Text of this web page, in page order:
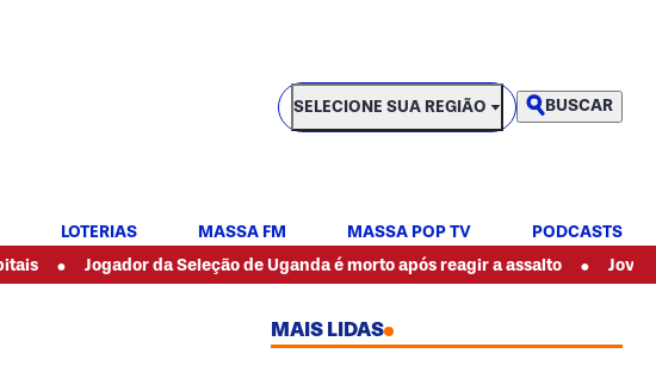
SELECIONE SUA REGIÃO
SELECIONE SUA REGIÃO BUSCAR
LOTERIAS MASSA FM MASSA POP TV
PODCASTS
Jogador da Seleção de Uganda é morto após reagir a assalto • Jovem morre
MAIS LIDAS